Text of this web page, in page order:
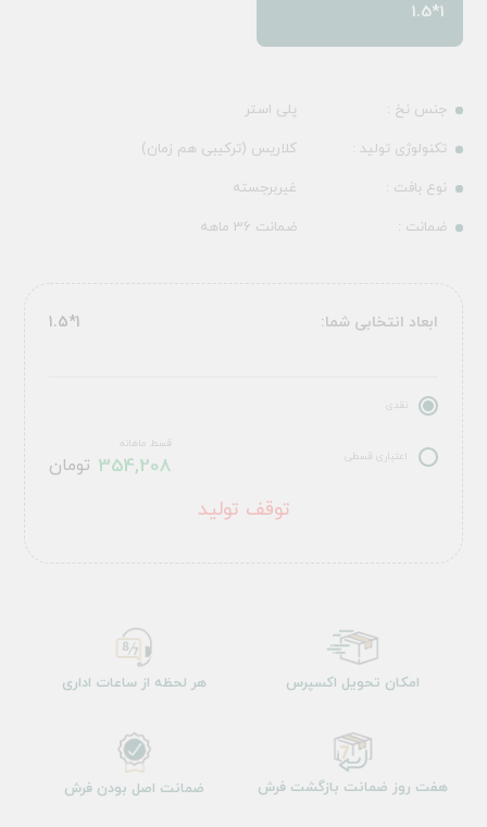
جنس نخ :
پلی استر
تکنولوژی تولید :
کلاریس (ترکیبی هم زمان)
نوع بافت :
غیربرجسته
ضمانت :
ضمانت 36 ماهه
1*1.5
ابعاد انتخابی شما: 1*1.5
نقدی
اعتباری قسطی
قسط ماهانه
354,208 تومان
توقف تولید
امکان تحویل اکسپرس هر لحظه از ساعات اداری
هفت روز ضمانت بازگشت فرش ضمانت اصل بودن فرش